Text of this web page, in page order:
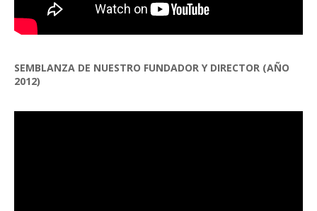
SEMBLANZA DE NUESTRO FUNDADOR Y DIRECTOR (AÑO
2012)